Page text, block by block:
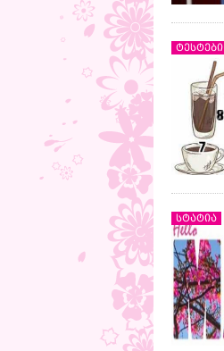
ტესტები
სტატია